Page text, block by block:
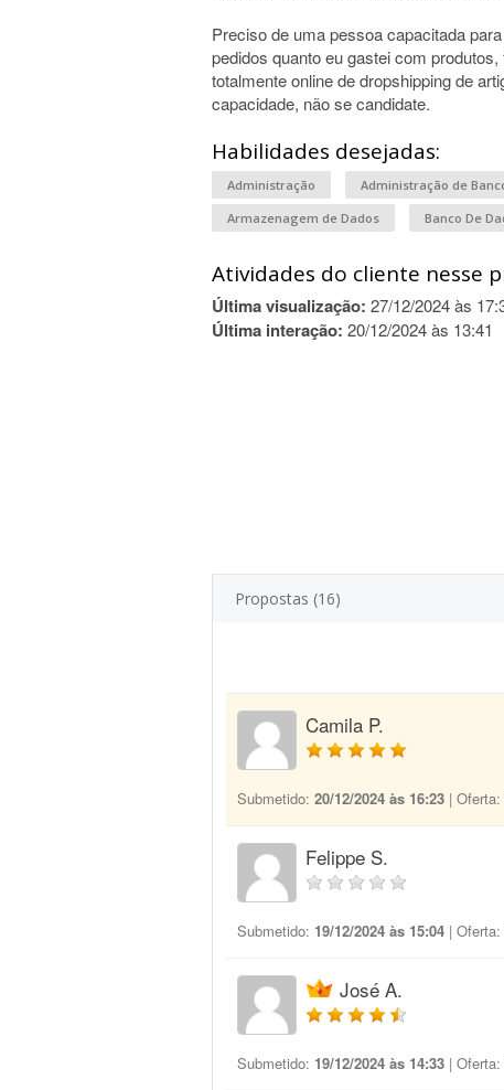
Preciso de uma pessoa capacitada
pedidos quanto eu gastei com
totalmente online de dropshipping de
capacidade, não se candidate.
Habilidades desejadas:
Administração Administração de
Armazenagem de Dados
Banco De
Atividades do cliente nesse
Última visualização: 27/12/2024 às
Última interação: 20/12/2024 às 13:41
Propostas (16)
Camila P.
Submetido: 20/12/2024 às 16:23 | Oferta:
Felippe S.
Submetido: 19/12/2024 às 15:04 | Oferta:
José A.
Submetido: 19/12/2024 às 14:33 | Oferta: